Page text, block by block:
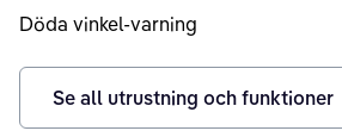
Döda vinkel-varning
Se all utrustning och funktioner